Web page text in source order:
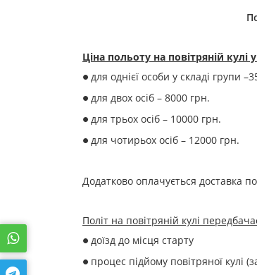
Ціна польоту на повітряній кулі
● для однієї особи у складі групи
● для двох осіб – 8000 грн.
● для трьох осіб – 10000 грн.
● для чотирьох осіб – 12000 грн.
Додатково оплачується доставка
Політ на повітряній кулі
● доїзд до місця старту
● процес підйому повітряної